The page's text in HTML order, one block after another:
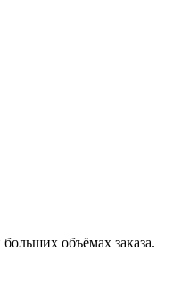
объёмах заказа.